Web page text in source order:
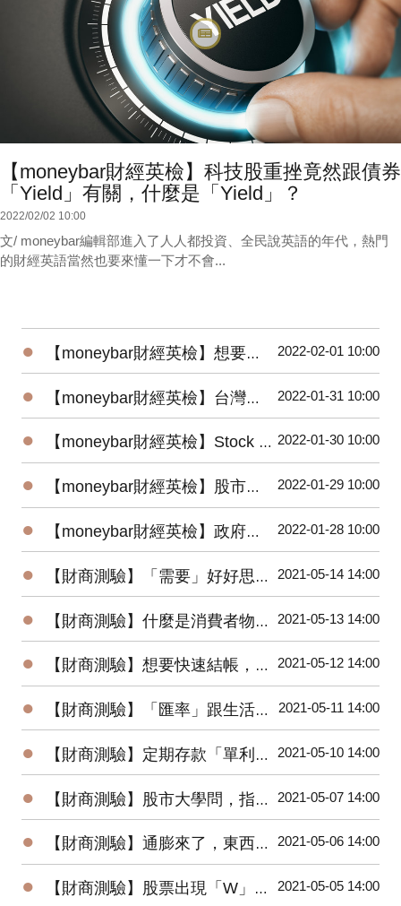
【moneybar財經英檢】科技股重挫竟然跟債券
「Yield」有關，什麼是「Yield」？
2022/02/02 10:00
文/ moneybar編輯部進入了人人都投資、全民說英語的年代，熱門
的財經英語當然也要來懂一下才不會...
● 【moneybar財經英檢】想要拿Dividend，記得在「這天」之前買進股票 2022-02-01 10:00
● 【moneybar財經英檢】台灣投資人最愛的除權息，Ex-Right如何影響股價？ 2022-01-31 10:00
● 【moneybar財經英檢】Stock split讓股東什麼都沒做，持股卻倍數成長？ 2022-01-30 10:00
● 【moneybar財經英檢】股市也有樂透獎，投資人瘋抽籤IPO？ 2022-01-29 10:00
● 【moneybar財經英檢】政府印鈔票救市，QE是經濟雙面刃？ 2022-01-28 10:00
● 【財商測驗】「需要」好好思考「想要」這件事嗎？ 2021-05-14 14:00
● 【財商測驗】什麼是消費者物價指數？它跟通膨有關係嗎？ 2021-05-13 14:00
● 【財商測驗】想要快速結帳，這些方法讓你更省時！ 2021-05-12 14:00
● 【財商測驗】「匯率」跟生活息息相關嗎？ 2021-05-11 14:00
● 【財商測驗】定期存款「單利」、「複利」，用對方法感受金錢威力！ 2021-05-10 14:00
● 【財商測驗】股市大學問，指數顏色知多少？ 2021-05-07 14:00
● 【財商測驗】通膨來了，東西漲價了？誰負責管控通膨巨獸？ 2021-05-06 14:00
● 【財商測驗】股票出現「W」底是進場還是出場訊息？ 2021-05-05 14:00